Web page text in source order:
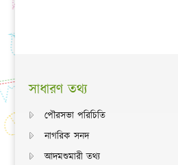
সাধারণ তথ্য
পৌরসভা পরিচিতি
নাগরিক সনদ
আদমশুমারী তথ্য